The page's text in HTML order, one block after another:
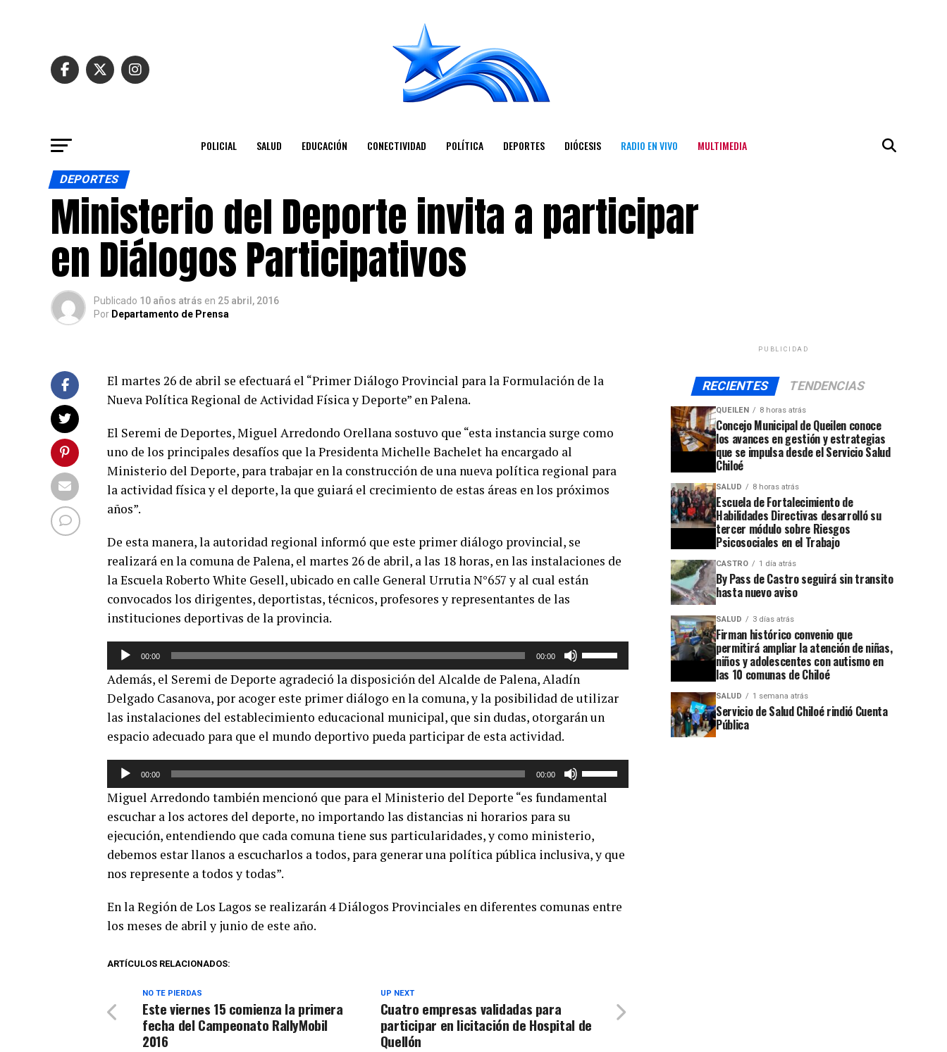
POLICIAL SALUD EDUCACIÓN CONECTIVIDAD POLÍTICA DEPORTES DIÓCESIS RADIO EN VIVO MULTIMEDIA
DEPORTES
Ministerio del Deporte invita a participar
en Diálogos Participativos
Publicado 10 años atrás en 25 abril, 2016
Por Departamento de Prensa
El martes 26 de abril se efectuará el “Primer Diálogo Provincial para la Formulación de la
Nueva Política Regional de Actividad Física y Deporte” en Palena.
El Seremi de Deportes, Miguel Arredondo Orellana sostuvo que “esta instancia surge como
uno de los principales desafíos que la Presidenta Michelle Bachelet ha encargado al
Ministerio del Deporte, para trabajar en la construcción de una nueva política regional para
la actividad física y el deporte, la que guiará el crecimiento de estas áreas en los próximos
años”.
De esta manera, la autoridad regional informó que este primer diálogo provincial, se
realizará en la comuna de Palena, el martes 26 de abril, a las 18 horas, en las instalaciones de
la Escuela Roberto White Gesell, ubicado en calle General Urrutia N°657 y al cual están
convocados los dirigentes, deportistas, técnicos, profesores y representantes de las
instituciones deportivas de la provincia.
Reproductor
audio
00:00 00:00
de
flecha
disminuir
volumen.
Además, el Seremi de Deporte agradeció la disposición del Alcalde de Palena, Aladín
Delgado Casanova, por acoger este primer diálogo en la comuna, y la posibilidad de utilizar
las instalaciones del establecimiento educacional municipal, que sin dudas, otorgarán un
espacio adecuado para que el mundo deportivo pueda participar de esta actividad.
Reproductor
audio
00:00 00:00
teclas
flecha
arriba/abajo
o
Miguel Arredondo también mencionó que para el Ministerio del Deporte “es fundamental
escuchar a los actores del deporte, no importando las distancias ni horarios para su
ejecución, entendiendo que cada comuna tiene sus particularidades, y como ministerio,
debemos estar llanos a escucharlos a todos, para generar una política pública inclusiva, y que
nos represente a todos y todas”.
En la Región de Los Lagos se realizarán 4 Diálogos Provinciales en diferentes comunas entre
los meses de abril y junio de este año.
ARTÍCULOS RELACIONADOS:
UP NEXT
Cuatro empresas validadas para
participar en licitación de Hospital de
Quellón
NO TE PIERDAS
Este viernes 15 comienza la primera
fecha del Campeonato RallyMobil
2016
PUBLICIDAD
RECIENTES TENDENCIAS
QUEILEN 8 horas atrás
Concejo Municipal de Queilen conoce
los avances en gestión y estrategias
que se impulsa desde el Servicio Salud
Chiloé
SALUD 8 horas atrás
Escuela de Fortalecimiento de
Habilidades Directivas desarrolló su
tercer módulo sobre Riesgos
Psicosociales en el Trabajo
CASTRO 1 día atrás
By Pass de Castro seguirá sin transito
hasta nuevo aviso
SALUD 3 días atrás
Firman histórico convenio que
permitirá ampliar la atención de niñas,
niños y adolescentes con autismo en
las 10 comunas de Chiloé
SALUD 1 semana atrás
Servicio de Salud Chiloé rindió Cuenta
Pública